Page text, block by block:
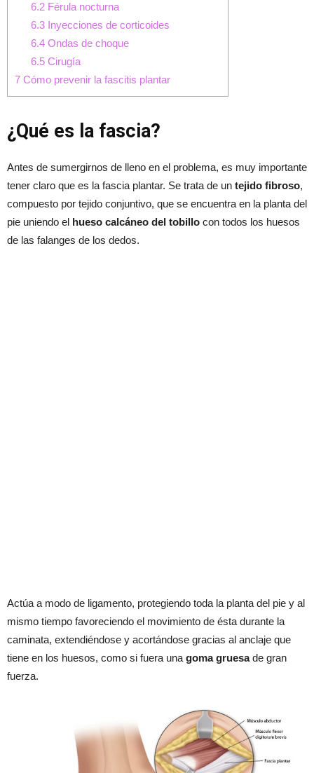
6.2Férula nocturna
6.3Inyecciones de corticoides
6.4Ondas de choque
6.5Cirugía
7 Cómo prevenir la fascitis plantar
¿Qué es la fascia?
Antes de sumergirnos de lleno en el problema, es muy importante
tener claro que es la fascia plantar. Se trata de un tejido fibroso,
compuesto por tejido conjuntivo, que se encuentra en la planta del
pie uniendo el hueso calcáneo del tobillo con todos los huesos
de las falanges de los dedos.
Actúa a modo de ligamento, protegiendo toda la planta del pie y al
mismo tiempo favoreciendo el movimiento de ésta durante la
caminata, extendiéndose y acortándose gracias al anclaje que
tiene en los huesos, como si fuera una goma gruesade gran
fuerza.